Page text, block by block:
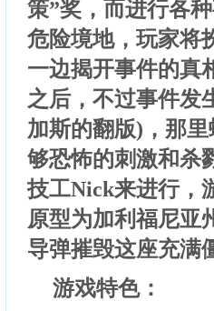
策”奖，而进行各
危险境地，玩家将
一边揭开事件的真
之后，不过事件发
加斯的翻版)，那
够恐怖的刺激和杀
技工Nick来进行，
原型为加利福尼亚
导弹摧毁这座充满
游戏特色：